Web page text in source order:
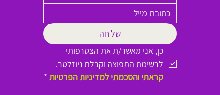
שליחה
לרשימת התפוצה וקבלת ניוזלטר.
קראתי והסכמתי למדיניות הפרטיות *